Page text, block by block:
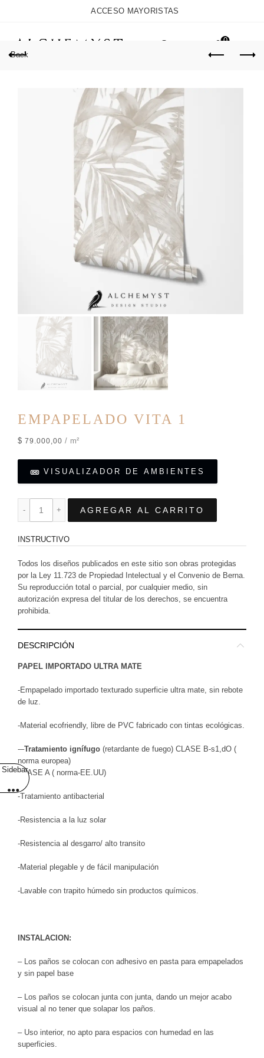
ACCESO MAYORISTAS
0
Back
EMPAPELADO VITA 1
$ 79.000,00 / m²
VISUALIZADOR DE AMBIENTES
AGREGAR AL CARRITO
INSTRUCTIVO
Todos los diseños publicados en este sitio son obras protegidas
por la Ley 11.723 de Propiedad Intelectual y el Convenio de Berna.
Su reproducción total o parcial, por cualquier medio, sin
autorización expresa del titular de los derechos, se encuentra
prohibida.
DESCRIPCIÓN
PAPEL IMPORTADO ULTRA MATE
-Empapelado importado texturado superficie ultra mate, sin rebote
de luz.
-Material ecofriendly, libre de PVC fabricado con tintas ecológicas.
-–Tratamiento ignífugo (retardante de fuego) CLASE B-s1,dO (
norma europea)
CLASE A ( norma-EE.UU)
-Tratamiento antibacterial
-Resistencia a la luz solar
-Resistencia al desgarro/ alto transito
-Material plegable y de fácil manipulación
-Lavable con trapito húmedo sin productos químicos.
INSTALACION:
– Los paños se colocan con adhesivo en pasta para empapelados
y sin papel base
– Los paños se colocan junta con junta, dando un mejor acabo
visual al no tener que solapar los paños.
– Uso interior, no apto para espacios con humedad en las
superficies.
Sidebar